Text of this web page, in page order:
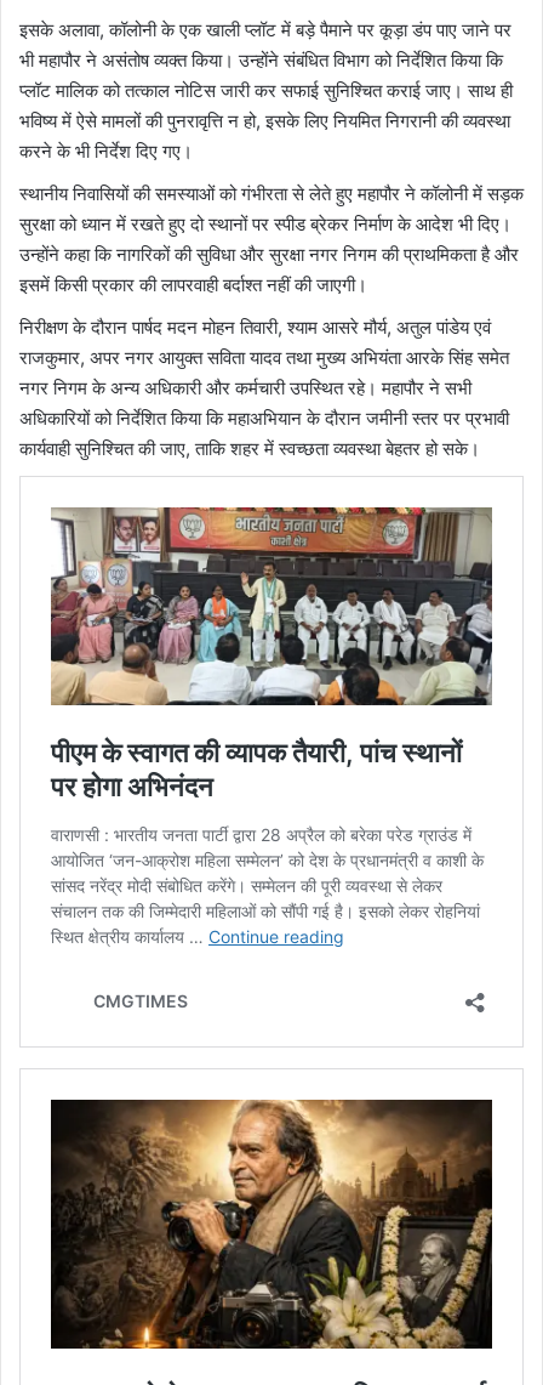
इसके अलावा, कॉलोनी के एक खाली प्लॉट में बड़े पैमाने पर कूड़ा डंप पाए जाने पर
भी महापौर ने असंतोष व्यक्त किया। उन्होंने संबंधित विभाग को निर्देशित किया कि
प्लॉट मालिक को तत्काल नोटिस जारी कर सफाई सुनिश्चित कराई जाए। साथ ही
भविष्य में ऐसे मामलों की पुनरावृत्ति न हो, इसके लिए नियमित निगरानी की व्यवस्था
करने के भी निर्देश दिए गए।
स्थानीय निवासियों की समस्याओं को गंभीरता से लेते हुए महापौर ने कॉलोनी में सड़क
सुरक्षा को ध्यान में रखते हुए दो स्थानों पर स्पीड ब्रेकर निर्माण के आदेश भी दिए।
उन्होंने कहा कि नागरिकों की सुविधा और सुरक्षा नगर निगम की प्राथमिकता है और
इसमें किसी प्रकार की लापरवाही बर्दाश्त नहीं की जाएगी।
निरीक्षण के दौरान पार्षद मदन मोहन तिवारी, श्याम आसरे मौर्य, अतुल पांडेय एवं
राजकुमार, अपर नगर आयुक्त सविता यादव तथा मुख्य अभियंता आरके सिंह समेत
नगर निगम के अन्य अधिकारी और कर्मचारी उपस्थित रहे। महापौर ने सभी
अधिकारियों को निर्देशित किया कि महाअभियान के दौरान जमीनी स्तर पर प्रभावी
कार्यवाही सुनिश्चित की जाए, ताकि शहर में स्वच्छता व्यवस्था बेहतर हो सके।